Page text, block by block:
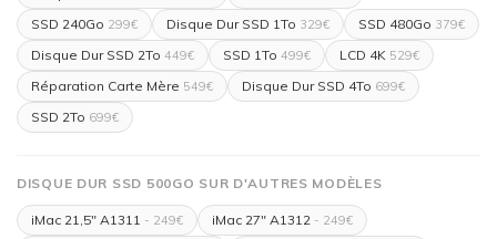
SSD 240Go 299€ Disque Dur SSD 1To 329€ SSD 480Go 379€
Disque Dur SSD 2To 449€ SSD 1To 499€ LCD 4K 529€
Réparation Carte Mère 549€ Disque Dur SSD 4To 699€
SSD 2To 699€
DISQUE DUR SSD 500GO SUR D'AUTRES MODÈLES
iMac 21,5" A1311 - 249€ iMac 27" A1312 - 249€